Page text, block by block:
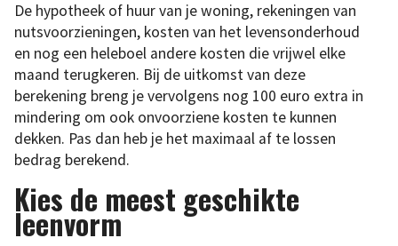
De hypotheek of huur van je woning, rekeningen van
nutsvoorzieningen, kosten van het levensonderhoud
en nog een heleboel andere kosten die vrijwel elke
maand terugkeren. Bij de uitkomst van deze
berekening breng je vervolgens nog 100 euro extra in
mindering om ook onvoorziene kosten te kunnen
dekken. Pas dan heb je het maximaal af te lossen
bedrag berekend.
Kies de meest geschikte
leenvorm